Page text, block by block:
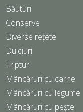
Băuturi
Conserve
Diverse rețete
Dulciuri
Fripturi
Mâncăruri cu carne
Mâncăruri cu legume
Mâncăruri cu pește